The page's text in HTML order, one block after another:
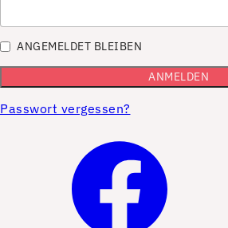
ANGEMELDET BLEIBEN
Passwort vergessen?